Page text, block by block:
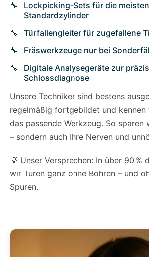
Lockpicking-Sets für die meisten
Standardzylinder
Türfallengleiter für zugefallene
Fräswerkzeuge nur bei
Digitale Analysegeräte zur
Schlossdiagnose
Unsere Techniker sind bestens
regelmäßig fortgebildet und kennen
das passende Werkzeug. So sparen
– sondern auch Ihre Nerven und
💡 Unser Versprechen: In über 90 %
wir Türen ganz ohne Bohren – und
Spuren.